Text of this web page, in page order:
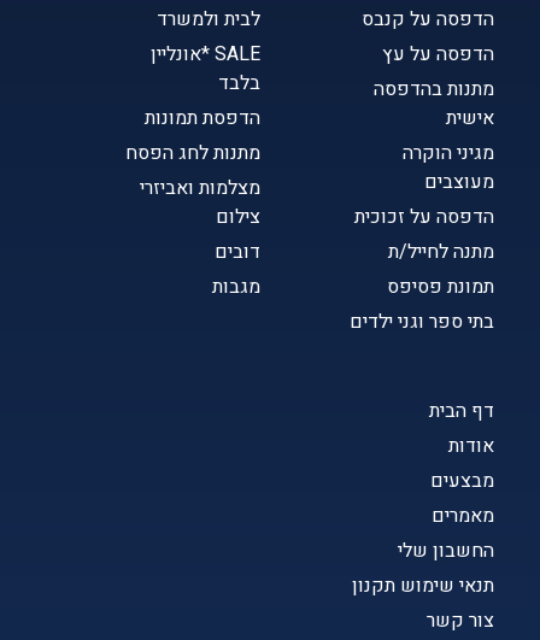
דף הבית
אודות
מבצעים
מאמרים
החשבון שלי
תנאי שימוש תקנון
צור קשר
הדפסה על קנבס
הדפסה על עץ
מתנות בהדפסה
אישית
מגיני הוקרה
מעוצבים
הדפסה על זכוכית
מתנה לחייל/ת
תמונת פסיפס
בתי ספר וגני ילדים
לבית ולמשרד
SALE *אונליין
בלבד
הדפסת תמונות
מתנות לחג הפסח
מצלמות ואביזרי
צילום
דובים
מגבות